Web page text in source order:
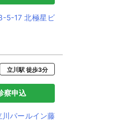
5-17 北極星ビ
立川駅 徒歩3分
察申込
パールイン藤